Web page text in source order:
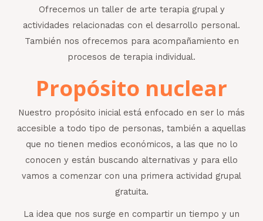
Ofrecemos un taller de arte terapia grupal y
actividades relacionadas con el desarrollo personal.
También nos ofrecemos para acompañamiento en
procesos de terapia individual.
Propósito nuclear
Nuestro propósito inicial está enfocado en ser lo más
accesible a todo tipo de personas, también a aquellas
que no tienen medios económicos, a las que no lo
conocen y están buscando alternativas y para ello
vamos a comenzar con una primera actividad grupal
gratuita.
La idea que nos surge en compartir un tiempo y un